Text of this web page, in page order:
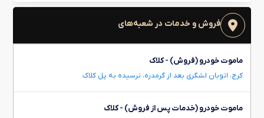
فروش و خدمات در شعبه‌های
ماموت خودرو (فروش) - کلاک
کرج، اتوبان لشگری بعد از گرمدره، نرسیده به پل کلاک
ماموت خودرو (خدمات پس از فروش) - کلاک